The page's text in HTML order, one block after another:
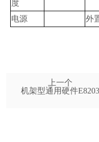
度
电源 外
上一个
机架型通用硬件E8203